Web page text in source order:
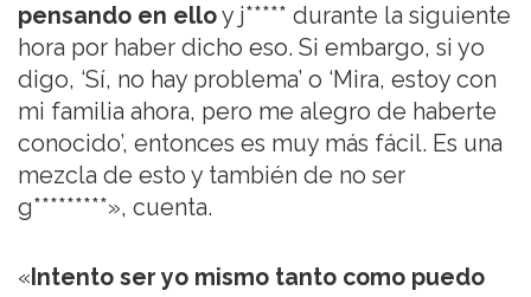
pensando en elloy j***** durante la siguiente
hora por haber dicho eso. Si embargo, si yo
digo, ‘Sí, no hay problema’ o ‘Mira, estoy con
mi familia ahora, pero me alegro de haberte
conocido’, entonces es muy más fácil. Es una
mezcla de esto y también de no ser
g*********», cuenta.
« Intento ser yo mismo tanto como puedo